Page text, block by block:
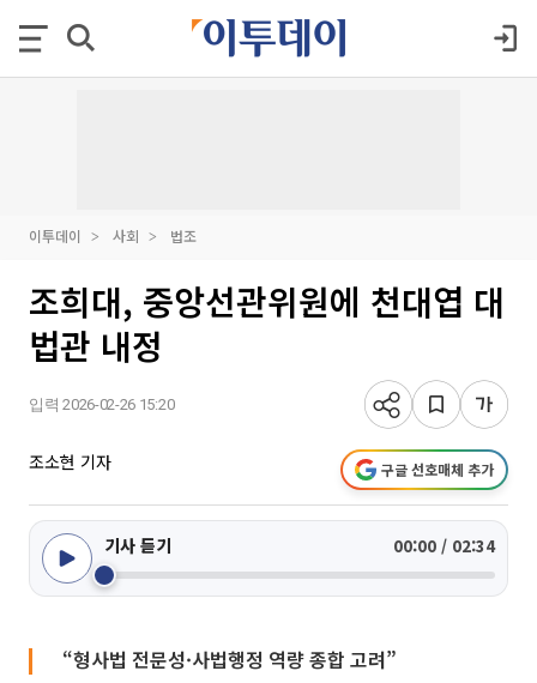
이투데이 사회 법조
조희대, 중앙선관위원에 천대엽 대
법관 내정
입력 2026-02-26 15:20
조소현 기자 구글 선호매체 추가
기사 듣기 00:00 / 02:34
“형사법 전문성·사법행정 역량 종합 고려”